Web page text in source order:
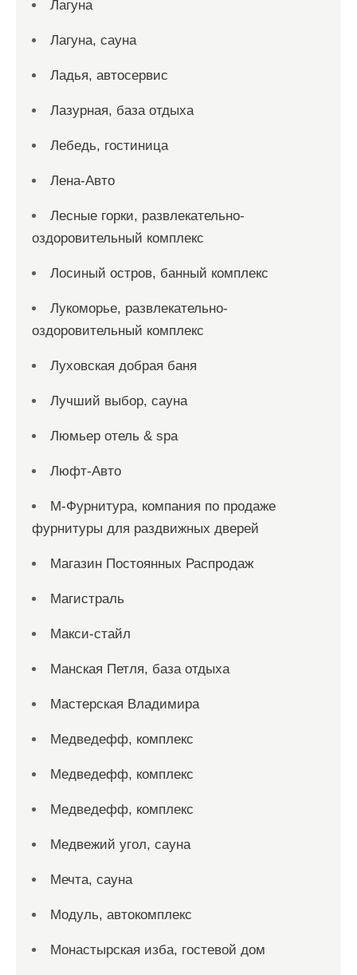
Лагуна
Лагуна, сауна
Ладья, автосервис
Лазурная, база отдыха
Лебедь, гостиница
Лена-Авто
Лесные горки, развлекательно-
оздоровительный комплекс
Лосиный остров, банный комплекс
Лукоморье, развлекательно-
оздоровительный комплекс
Луховская добрая баня
Лучший выбор, сауна
Люмьер отель & spa
Люфт-Авто
М-Фурнитура, компания по продаже
фурнитуры для раздвижных дверей
Магазин Постоянных Распродаж
Магистраль
Макси-стайл
Манская Петля, база отдыха
Мастерская Владимира
Медведефф, комплекс
Медведефф, комплекс
Медведефф, комплекс
Медвежий угол, сауна
Мечта, сауна
Модуль, автокомплекс
Монастырская изба, гостевой дом